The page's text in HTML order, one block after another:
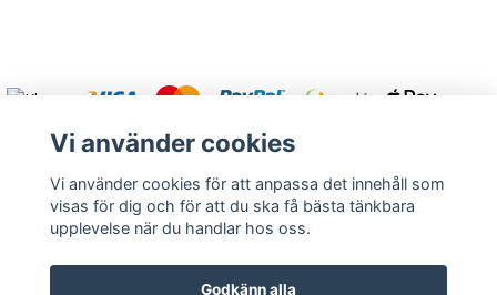
Varmt välkommen att kontakta oss.
Vi använder cookies
Vi använder cookies för att anpassa det innehåll som
visas för dig och för att du ska få bästa tänkbara
upplevelse när du handlar hos oss.
Godkänn alla